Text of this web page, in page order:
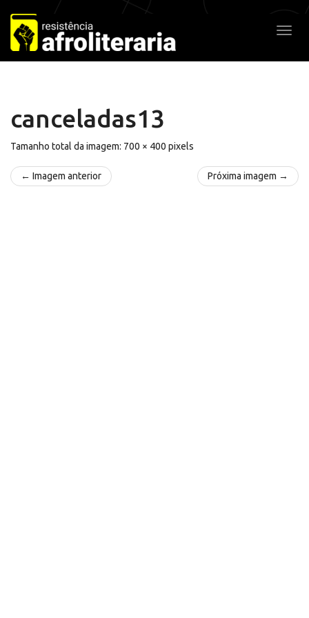
Pular
para
o
conteúdo
canceladas13
Tamanho total da imagem: 700 × 400 pixels
← Imagem anterior Próxima imagem →